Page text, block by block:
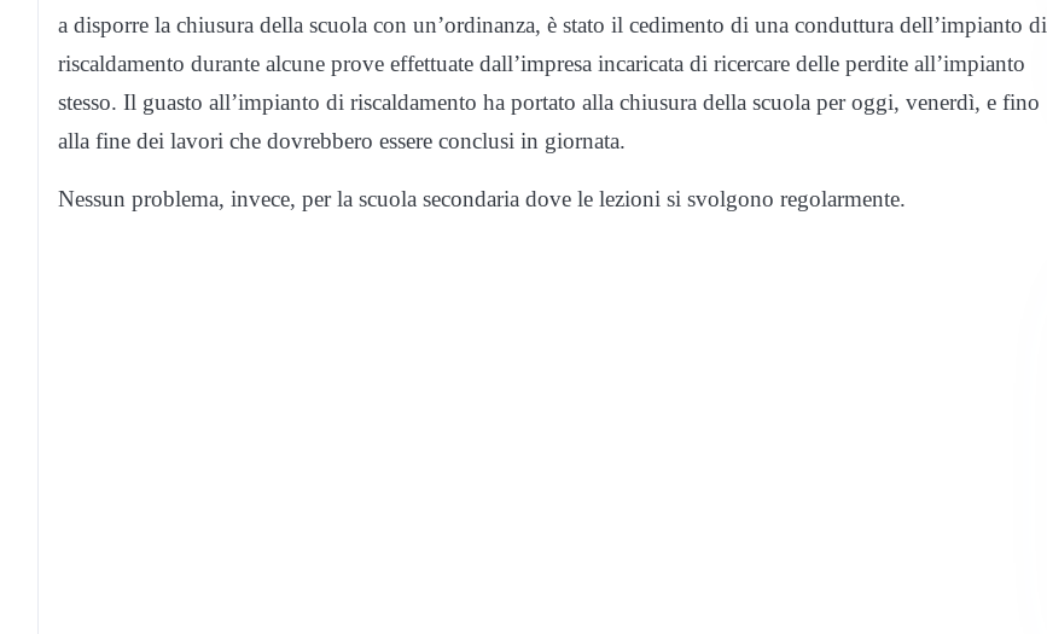
a disporre la chiusura della scuola con un’ordinanza, è stato il cedimento di una conduttura dell’impianto di
riscaldamento durante alcune prove effettuate dall’impresa incaricata di ricercare delle perdite all’impianto
stesso. Il guasto all’impianto di riscaldamento ha portato alla chiusura della scuola per oggi, venerdì, e fino
alla fine dei lavori che dovrebbero essere conclusi in giornata.
Nessun problema, invece, per la scuola secondaria dove le lezioni si svolgono regolarmente.